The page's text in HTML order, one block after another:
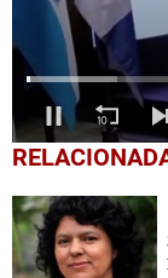
0
seconds
2
minutes,
31
seconds